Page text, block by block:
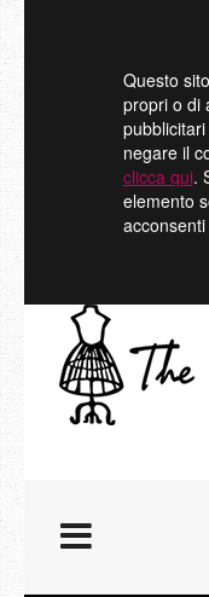
Questo
propri o di
negare il
clicca qui.
elemento